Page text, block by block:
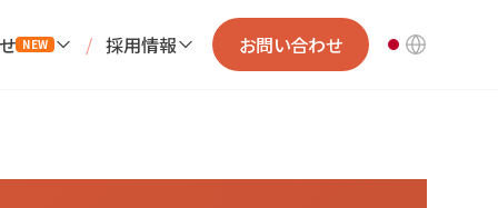
NEW / 採用情報 お問い合わせ